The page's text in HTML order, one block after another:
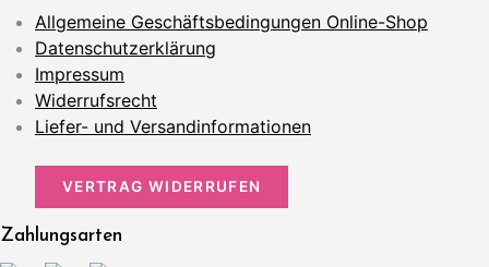
Allgemeine Geschäftsbedingungen Online-Shop
Datenschutzerklärung
Impressum
Widerrufsrecht
Liefer- und Versandinformationen
VERTRAG WIDERRUFEN
Zahlungsarten